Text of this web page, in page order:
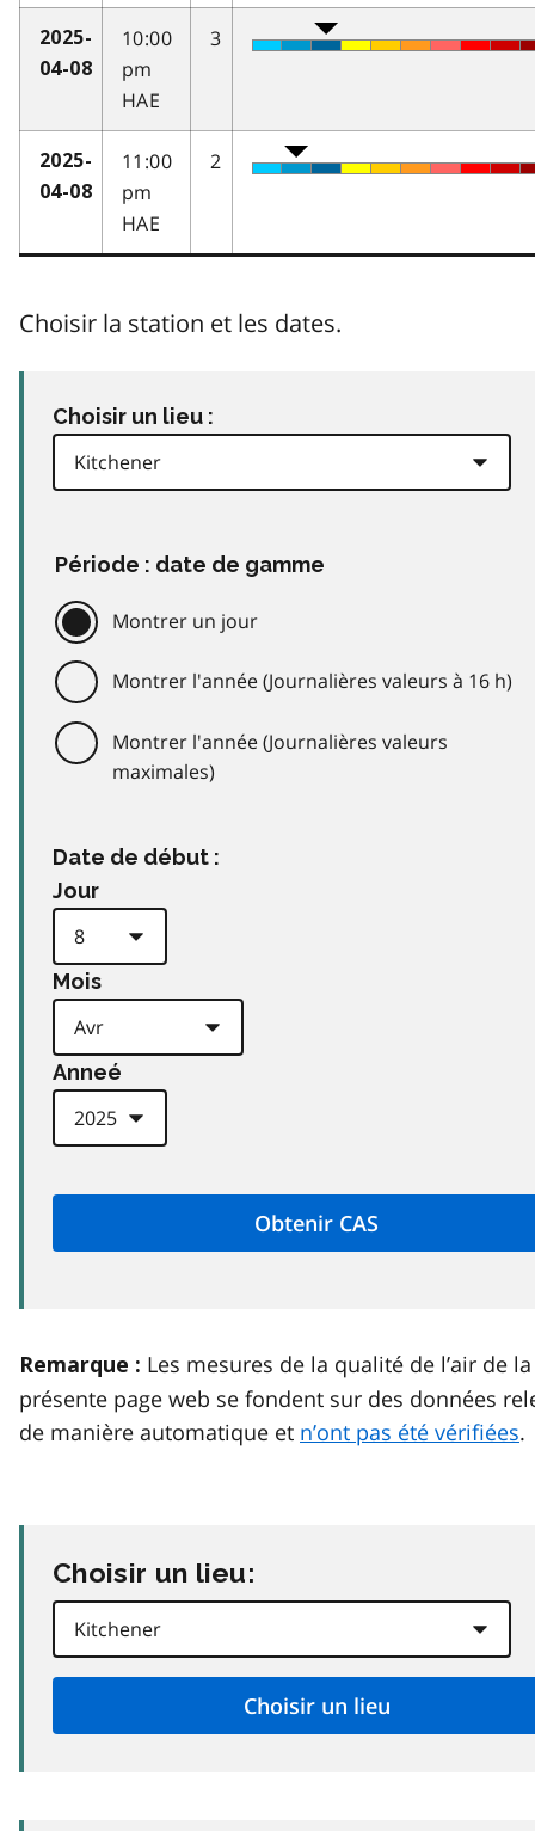
2025-
04-08
10:00
pm
HAE
3
2025-
04-08
11:00
pm
HAE
2
Choisir la station et les dates.
Choisir un lieu :
Période : date de gamme
Montrer un jour
Montrer l'année (Journalières valeurs à 16 h)
Montrer l'année (Journalières valeurs
maximales)
Date de début :
Jour
Mois
Anneé
Remarque : Les mesures de la qualité de l’air de la
présente page web se fondent sur des données
de manière automatique et n’ont pas été vérifiées.
Choisir un lieu: